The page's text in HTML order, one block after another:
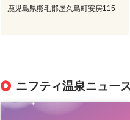
鹿児島県熊毛郡屋久島町安房115
ニフティ温泉ニュー